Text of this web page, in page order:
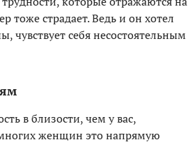
тоже страдает. Ведь и он хотел
чувствует себя несостоятельным
в близости, чем у вас,
женщин это напрямую